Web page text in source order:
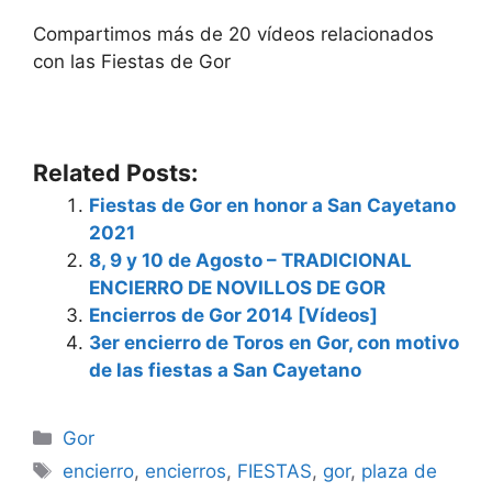
Compartimos más de 20 vídeos relacionados
con las Fiestas de Gor
Related Posts:
Fiestas de Gor en honor a San Cayetano
2021
8, 9 y 10 de Agosto – TRADICIONAL
ENCIERRO DE NOVILLOS DE GOR
Encierros de Gor 2014 [Vídeos]
3er encierro de Toros en Gor, con motivo
de las fiestas a San Cayetano
Categorías
Gor
Etiquetas
encierro, encierros, FIESTAS, gor, plaza de